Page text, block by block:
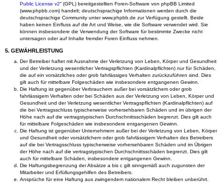
Public License v2“ (GPL) bereitgestellten Foren-Software von phpBB Limited
(www.phpbb.com) handelt; deutschsprachige Informationen werden durch die
deutschsprachige Community unter www.phpbb.de zur Verfügung gestellt. Beide
haben keinen Einfluss auf die Art und Weise, wie die Software verwendet wird. Sie
können insbesondere die Verwendung der Software für bestimmte Zwecke nicht
untersagen oder auf Inhalte fremder Foren Einfluss nehmen.
5. GEWÄHRLEISTUNG
Der Betreiber haftet mit Ausnahme der Verletzung von Leben, Körper und Gesundheit
und der Verletzung wesentlicher Vertragspflichten (Kardinalpflichten) nur für Schäden,
die auf ein vorsätzliches oder grob fahrlässiges Verhalten zurückzuführen sind. Dies
gilt auch für mittelbare Folgeschäden wie insbesondere entgangenen Gewinn.
Die Haftung ist gegenüber Verbrauchern außer bei vorsätzlichem oder grob
fahrlässigem Verhalten oder bei Schäden aus der Verletzung von Leben, Körper und
Gesundheit und der Verletzung wesentlicher Vertragspflichten (Kardinalpflichten) auf
die bei Vertragsschluss typischerweise vorhersehbaren Schäden und im übrigen der
Höhe nach auf die vertragstypischen Durchschnittsschäden begrenzt. Dies gilt auch
für mittelbare Folgeschäden wie insbesondere entgangenen Gewinn.
Die Haftung ist gegenüber Unternehmern außer bei der Verletzung von Leben, Körper
und Gesundheit oder vorsätzlichem oder grob fahrlässigem Verhalten des Betreibers
auf die bei Vertragsschluss typischerweise vorhersehbaren Schäden und im Übrigen
der Höhe nach auf die vertragstypischen Durchschnittsschäden begrenzt. Dies gilt
auch für mittelbare Schäden, insbesondere entgangenen Gewinn.
Die Haftungsbegrenzung der Absätze a bis c gilt sinngemäß auch zugunsten der
Mitarbeiter und Erfüllungsgehilfen des Betreibers.
Ansprüche für eine Haftung aus zwingendem nationalem Recht bleiben unberührt.